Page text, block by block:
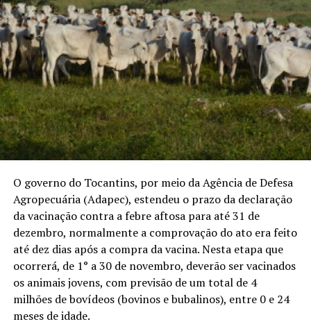
O governo do Tocantins, por meio da Agência de Defesa
Agropecuária (Adapec), estendeu o prazo da declaração
da vacinação contra a febre aftosa para até 31 de
dezembro, normalmente a comprovação do ato era feito
até dez dias após a compra da vacina. Nesta etapa que
ocorrerá, de 1° a 30 de novembro, deverão ser vacinados
os animais jovens, com previsão de um total de 4
milhões de bovídeos (bovinos e bubalinos), entre 0 e 24
meses de idade.